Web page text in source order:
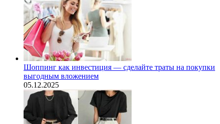
Шоппинг как инвестиция — сделайте траты на покупки
выгодным вложением
05.12.2025